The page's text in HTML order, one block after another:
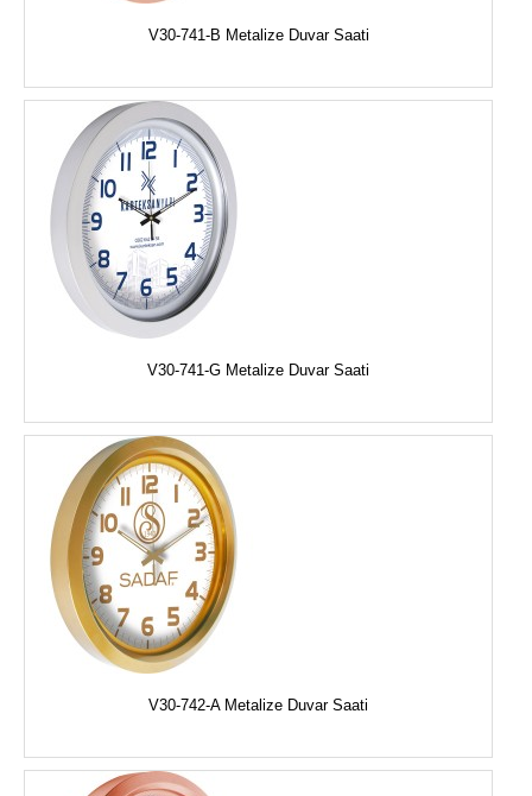
V30-741-B Metalize Duvar Saati
V30-741-G Metalize Duvar Saati
V30-742-A Metalize Duvar Saati